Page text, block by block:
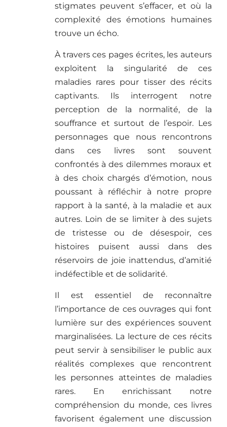
stigmates peuvent s’effacer, et où la
complexité des émotions humaines
trouve un écho.
À travers ces pages écrites, les auteurs
exploitent la singularité de ces
maladies rares pour tisser des récits
captivants. Ils interrogent notre
perception de la normalité, de la
souffrance et surtout de l’espoir. Les
personnages que nous rencontrons
dans ces livres sont souvent
confrontés à des dilemmes moraux et
à des choix chargés d’émotion, nous
poussant à réfléchir à notre propre
rapport à la santé, à la maladie et aux
autres. Loin de se limiter à des sujets
de tristesse ou de désespoir, ces
histoires puisent aussi dans des
réservoirs de joie inattendus, d’amitié
indéfectible et de solidarité.
Il est essentiel de reconnaître
l’importance de ces ouvrages qui font
lumière sur des expériences souvent
marginalisées. La lecture de ces récits
peut servir à sensibiliser le public aux
réalités complexes que rencontrent
les personnes atteintes de maladies
rares. En enrichissant notre
compréhension du monde, ces livres
favorisent également une discussion